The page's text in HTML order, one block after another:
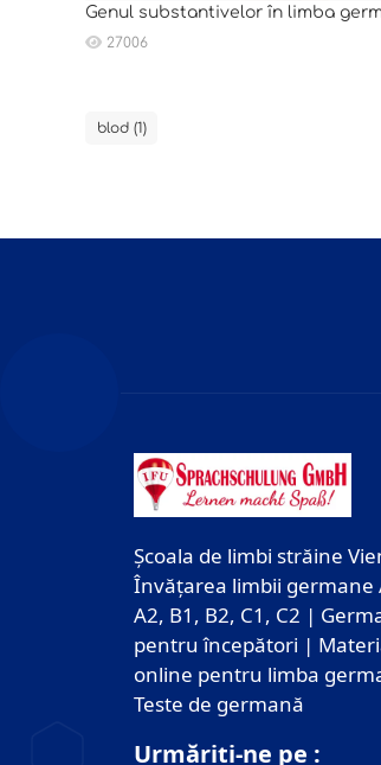
Genul substantivelor în limba
27006
blod (1)
Școala de limbi străine
Învățarea limbii germane
A2, B1, B2, C1, C2 |
pentru începători |
online pentru limba
Teste de germană
Urmăriți-ne pe :